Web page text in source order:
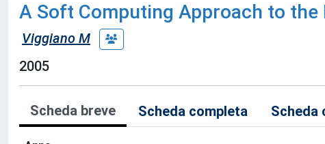
A Soft Computing Approach to
Viggiano M
2005
Scheda breve Scheda completa Scheda